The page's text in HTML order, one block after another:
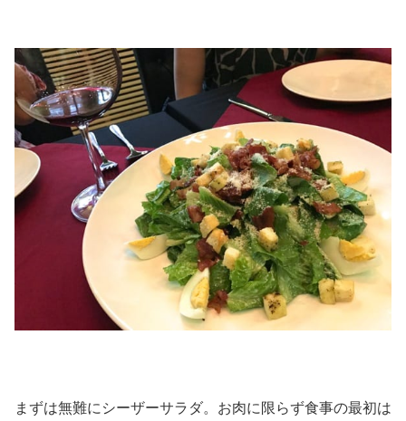
まずは無難にシーザーサラダ。お肉に限らず食事の最初は